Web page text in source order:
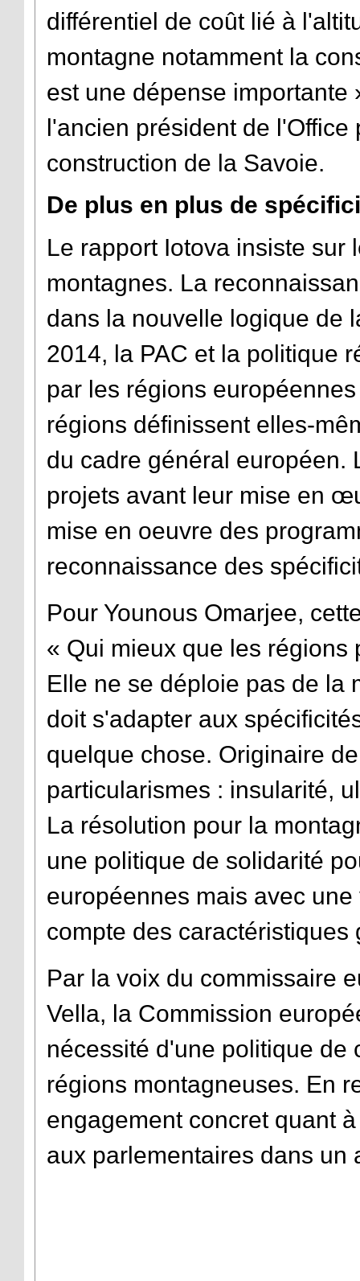
différentiel de coût lié à
montagne notamment la
est une dépense
l'ancien président de
construction de la Savoie.
De plus en plus de
Le rapport Iotova insiste sur
montagnes. La
dans la nouvelle logique de
2014, la PAC et la politique
par les régions
régions définissent elles-
du cadre général européen.
projets avant leur mise en
mise en oeuvre des
reconnaissance des
Pour Younous Omarjee,
« Qui mieux que les
Elle ne se déploie pas de la
doit s'adapter aux
quelque chose. Originaire
particularismes : insularité,
La résolution pour la
une politique de solidarité
européennes mais avec
compte des caractéristiques
Par la voix du commissaire
Vella, la Commission
nécessité d'une politique de
régions montagneuses. En
engagement concret quant
aux parlementaires dans un